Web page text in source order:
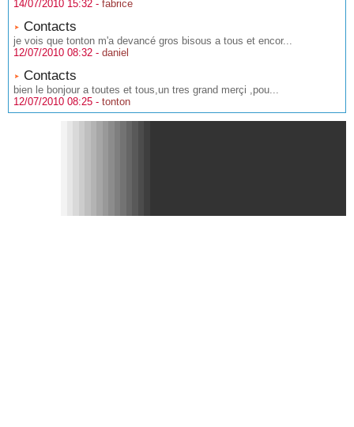
14/07/2010 15:32 - fabrice
Contacts
je vois que tonton m'a devancé gros bisous a tous et encor...
12/07/2010 08:32 - daniel
Contacts
bien le bonjour a toutes et tous,un tres grand merçi ,pou...
12/07/2010 08:25 - tonton